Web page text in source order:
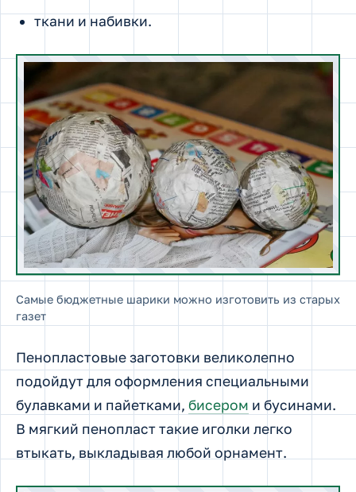
ткани и набивки.
Самые бюджетные шарики можно изготовить из старых
газет
Пенопластовые заготовки великолепно
подойдут для оформления специальными
булавками и пайетками, бисером и бусинами.
В мягкий пенопласт такие иголки легко
втыкать, выкладывая любой орнамент.